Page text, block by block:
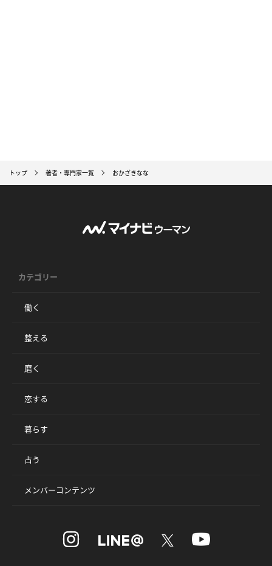
トップ 著者・専門家一覧 おかざきなな
カテゴリー
働く
整える
磨く
恋する
暮らす
占う
メンバーコンテンツ